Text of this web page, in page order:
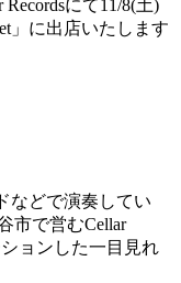
にて11/8(土)
」に出店いたします
などで演奏してい
市で営むCellar
ョンした一目見れ